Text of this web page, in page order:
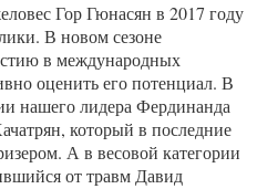
Гор Гюнасян в 2017 году
В новом сезоне
в международных
оценить его потенциал. В
нашего лидера Фердинанда
который в последние
А в весовой категории
от травм Давид